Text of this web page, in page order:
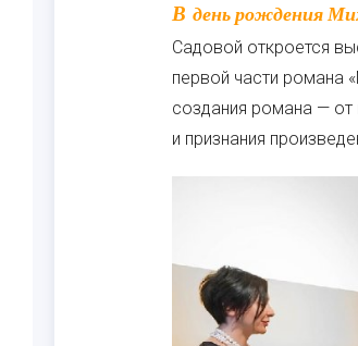
В день рождения Михаила Булгакова, 15 мая, в «нехорошей квартире» на Большой
Садовой откроется
первой части романа
создания романа —
и признания